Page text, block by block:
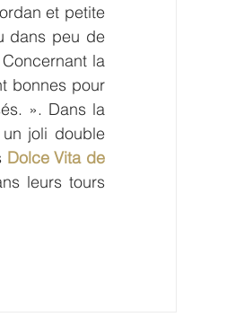
et petite
dans peu de
la
bonnes pour
». Dans la
joli double
Dolce Vita de
leurs tours